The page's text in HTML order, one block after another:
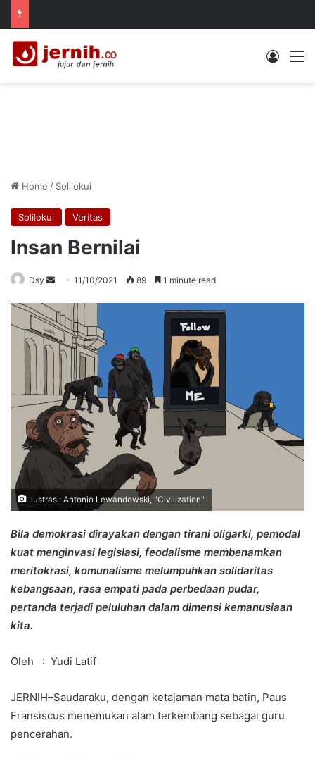
Log In
Home / Solilokui
Solilokui Veritas
Insan Bernilai
Dsy
Send
email
11/10/2021 89 1 minute read
Ilustrasi: Antonio Lewandowski, "Civilization"
Bila demokrasi dirayakan dengan tirani oligarki, pemodal
kuat menginvasi legislasi, feodalisme membenamkan
meritokrasi, komunalisme melumpuhkan solidaritas
kebangsaan, rasa empati pada perbedaan pudar,
pertanda terjadi peluluhan dalam dimensi kemanusiaan
kita.
Oleh : Yudi Latif
JERNIH–Saudaraku, dengan ketajaman mata batin, Paus
Fransiscus menemukan alam terkembang sebagai guru
pencerahan.